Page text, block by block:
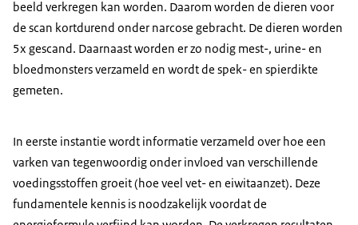
beeld verkregen kan worden. Daarom worden de dieren voor
de scan kortdurend onder narcose gebracht. De dieren worden
5x gescand. Daarnaast worden er zo nodig mest-, urine- en
bloedmonsters verzameld en wordt de spek- en spierdikte
gemeten.
In eerste instantie wordt informatie verzameld over hoe een
varken van tegenwoordig onder invloed van verschillende
voedingsstoffen groeit (hoe veel vet- en eiwitaanzet). Deze
fundamentele kennis is noodzakelijk voordat de